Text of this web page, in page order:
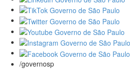
/governosp